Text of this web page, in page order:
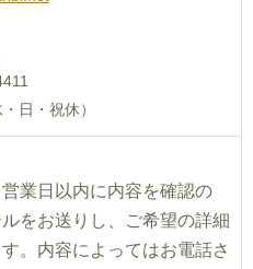
日・祝休）
業日以内に内容を確認の
をお送りし、ご希望の詳細
。内容によってはお電話さ